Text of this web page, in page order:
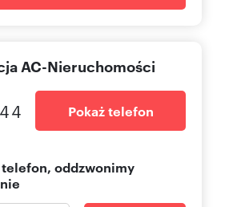
AC-Nieruchomości
Pokaż telefon
telefon, oddzwonimy